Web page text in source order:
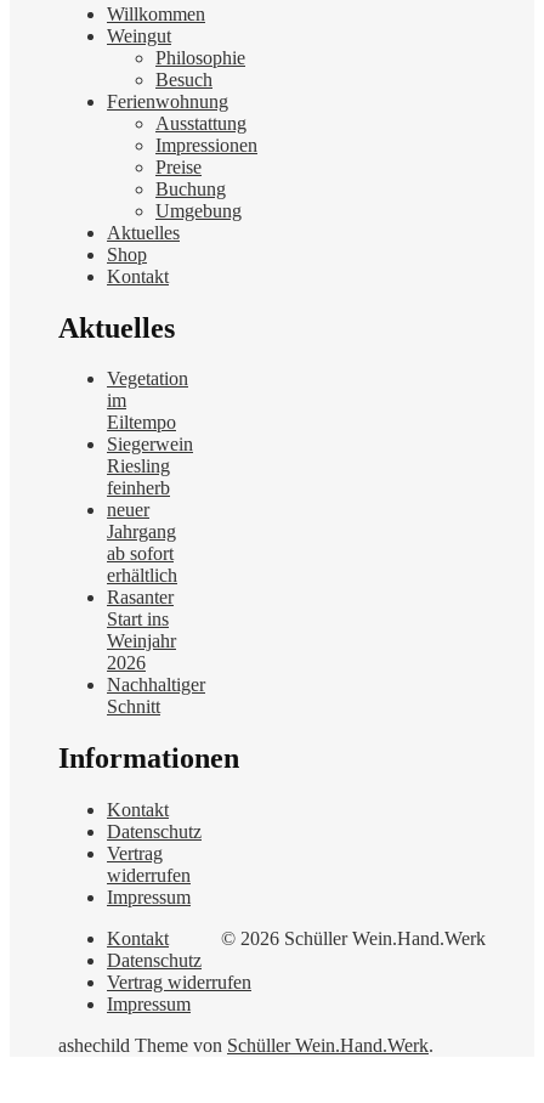
Willkommen
Weingut
Philosophie
Besuch
Ferienwohnung
Ausstattung
Impressionen
Preise
Buchung
Umgebung
Aktuelles
Shop
Kontakt
Aktuelles
Vegetation
im
Eiltempo
Siegerwein
Riesling
feinherb
neuer
Jahrgang
ab sofort
erhältlich
Rasanter
Start ins
Weinjahr
2026
Nachhaltiger
Schnitt
Informationen
Kontakt
Datenschutz
Vertrag
widerrufen
Impressum
© 2026 Schüller Wein.Hand.Werk
Kontakt
Datenschutz
Vertrag widerrufen
Impressum
ashechild Theme von Schüller Wein.Hand.Werk.